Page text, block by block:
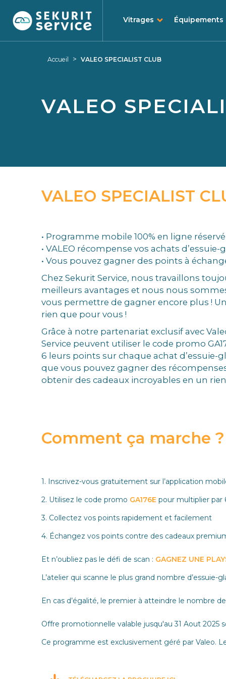
Vitrages Équipements
Accueil > VALEO SPECIALIST CLUB
VALEO
VALEO SPECIALIST
• Programme mobile 100% en ligne
• VALEO récompense vos achats d’essuie-
• Vous pouvez gagner des points à
Chez Sekurit Service, nous travaillons
meilleurs avantages et nous nous
vous permettre de gagner encore plus !
rien que pour vous !
Grâce à notre partenariat exclusif avec
Service peuvent utiliser le code promo
6 leurs points sur chaque achat d’essuie-
que vous pouvez gagner des
obtenir des cadeaux incroyables en un
Comment ça marche ?
1. Inscrivez-vous gratuitement sur l’application
2. Utilisez le code promo GA176E pour multiplier par
3. Collectez vos points rapidement et facilement
4. Échangez vos points contre des cadeaux
Et n’oubliez pas le défi de scan : GAGNEZ UNE
L’atelier qui scanne le plus grand nombre
En cas d’égalité, le premier à atteindre le nombre
Offre promotionnelle valable jusqu'au 31 Aout
Ce programme est exclusivement géré par Valeo.